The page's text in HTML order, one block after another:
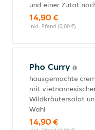
und einer Zutat
14,90 €
inkl. Pfand (0,00 €)
Pho Curry
hausgemachte
mit
Wildkräutersalat
Wahl
14,90 €